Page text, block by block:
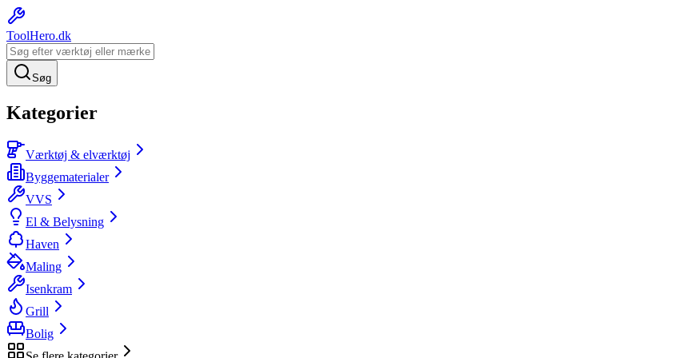
ToolHero.dk
Søg
Kategorier
Værktøj & elværktøj
Byggematerialer
VVS
El & Belysning
Haven
Maling
Isenkram
Grill
Bolig